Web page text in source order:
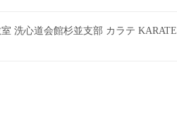
洗心道会館杉並支部 カラテ KARATE